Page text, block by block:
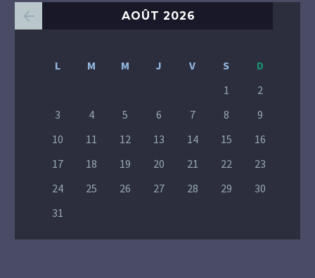
AOÛT 2026
L M M J V S
D
1
2
3
4 5 6 7 8
9
10
11 12 13 14 15
16
17
18 19 20 21 22
23
24
25 26 27 28 29
30
31